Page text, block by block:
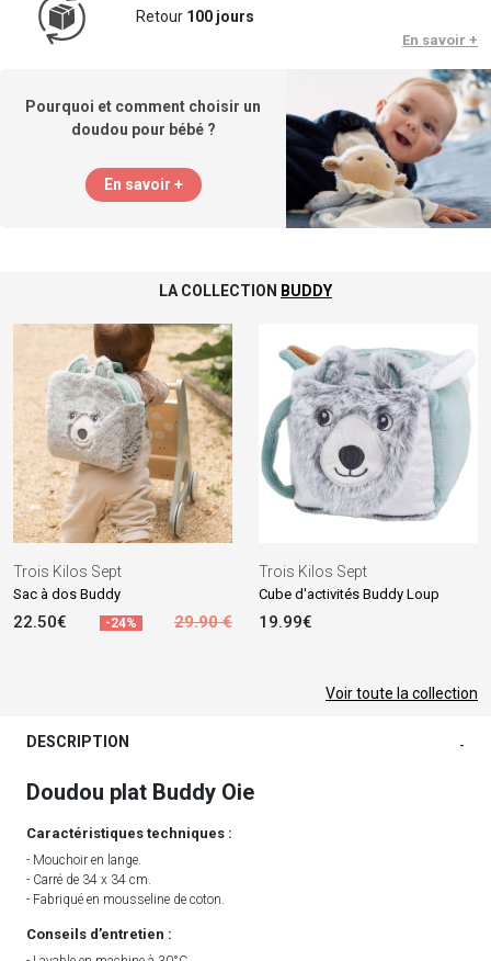
Retour 100 jours
En savoir +
Pourquoi et comment choisir un
doudou pour bébé ?
En savoir +
LA COLLECTION BUDDY
Trois Kilos Sept
Sac à dos Buddy
22.50€ -24% 29.90 €
Trois Kilos Sept
Cube d'activités Buddy Loup
19.99€
Voir toute la collection
DESCRIPTION -
Doudou plat Buddy Oie
Caractéristiques techniques :
- Mouchoir en lange.
- Carré de 34 x 34 cm.
- Fabriqué en mousseline de coton.
Conseils d’entretien :